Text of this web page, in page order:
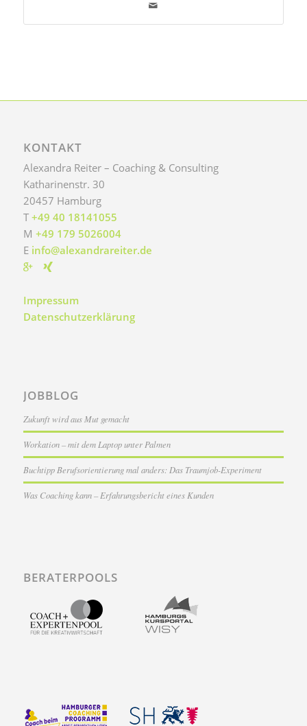
KONTAKT
Alexandra Reiter – Coaching & Consulting
Katharinenstr. 30
20457 Hamburg
T +49 40 18141055
M +49 179 5026004
E info@alexandrareiter.de
Impressum
Datenschutzerklärung
JOBBLOG
Zukunft wird aus Mut gemacht
Workation – mit dem Laptop unter Palmen
Buchtipp Berufsorientierung mal anders: Das Traumjob-Experiment
Was Coaching kann – Erfahrungsbericht eines Kunden
BERATERPOOLS